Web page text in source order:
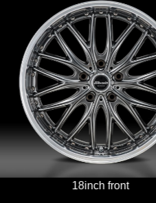
18inch front